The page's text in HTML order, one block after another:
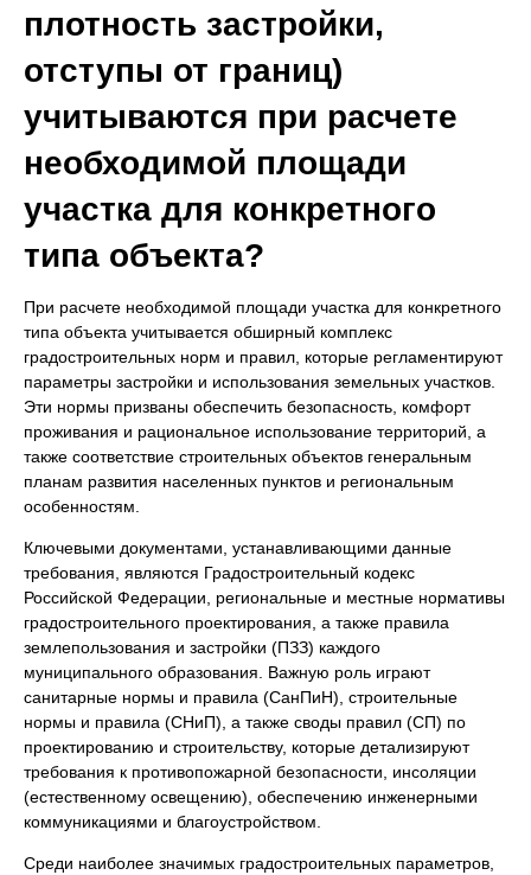
плотность застройки,
отступы от границ)
учитываются при расчете
необходимой площади
участка для конкретного
типа объекта?
При расчете необходимой площади участка для конкретного
типа объекта учитывается обширный комплекс
градостроительных норм и правил, которые регламентируют
параметры застройки и использования земельных участков.
Эти нормы призваны обеспечить безопасность, комфорт
проживания и рациональное использование территорий, а
также соответствие строительных объектов генеральным
планам развития населенных пунктов и региональным
особенностям.
Ключевыми документами, устанавливающими данные
требования, являются Градостроительный кодекс
Российской Федерации, региональные и местные нормативы
градостроительного проектирования, а также правила
землепользования и застройки (ПЗЗ) каждого
муниципального образования. Важную роль играют
санитарные нормы и правила (СанПиН), строительные
нормы и правила (СНиП), а также своды правил (СП) по
проектированию и строительству, которые детализируют
требования к противопожарной безопасности, инсоляции
(естественному освещению), обеспечению инженерными
коммуникациями и благоустройством.
Среди наиболее значимых градостроительных параметров,